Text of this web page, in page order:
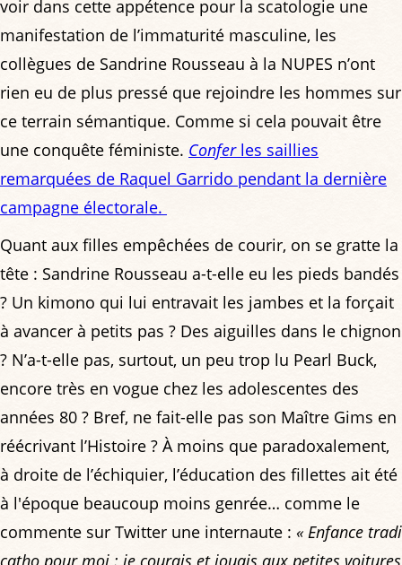
voir dans cette appétence pour la scatologie une
manifestation de l’immaturité masculine, les
collègues de Sandrine Rousseau à la NUPES n’ont
rien eu de plus pressé que rejoindre les hommes sur
ce terrain sémantique. Comme si cela pouvait être
une conquête féministe. Conferles saillies
remarquées de Raquel Garrido pendant la dernière
campagne électorale.
Quant aux filles empêchées de courir, on se gratte la
tête : Sandrine Rousseau a-t-elle eu les pieds bandés
? Un kimono qui lui entravait les jambes et la forçait
à avancer à petits pas ? Des aiguilles dans le chignon
? N’a-t-elle pas, surtout, un peu trop lu Pearl Buck,
encore très en vogue chez les adolescentes des
années 80 ? Bref, ne fait-elle pas son Maître Gims en
réécrivant l’Histoire ? À moins que paradoxalement,
à droite de l’échiquier, l’éducation des fillettes ait été
à l'époque beaucoup moins genrée… comme le
commente sur Twitter une internaute : « Enfance tradi